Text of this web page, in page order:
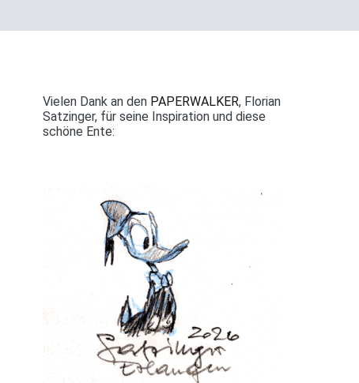
Vielen Dank an den PAPERWALKER, Florian
Satzinger, für seine Inspiration und diese
schöne Ente: